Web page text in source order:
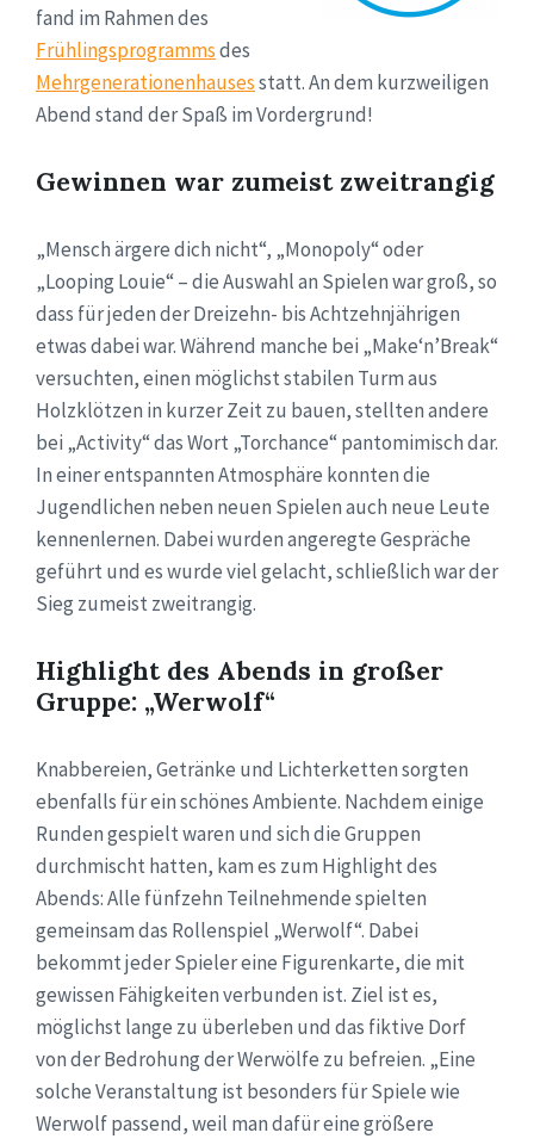
fand im Rahmen des
Frühlingsprogrammsdes
Mehrgenerationenhausesstatt. An dem kurzweiligen
Abend stand der Spaß im Vordergrund!
Gewinnen war zumeist zweitrangig
„Mensch ärgere dich nicht“, „Monopoly“ oder
„Looping Louie“ – die Auswahl an Spielen war groß, so
dass für jeden der Dreizehn- bis Achtzehnjährigen
etwas dabei war. Während manche bei „Make‘n’Break“
versuchten, einen möglichst stabilen Turm aus
Holzklötzen in kurzer Zeit zu bauen, stellten andere
bei „Activity“ das Wort „Torchance“ pantomimisch dar.
In einer entspannten Atmosphäre konnten die
Jugendlichen neben neuen Spielen auch neue Leute
kennenlernen. Dabei wurden angeregte Gespräche
geführt und es wurde viel gelacht, schließlich war der
Sieg zumeist zweitrangig.
Highlight des Abends in großer
Gruppe: „Werwolf“
Knabbereien, Getränke und Lichterketten sorgten
ebenfalls für ein schönes Ambiente. Nachdem einige
Runden gespielt waren und sich die Gruppen
durchmischt hatten, kam es zum Highlight des
Abends: Alle fünfzehn Teilnehmende spielten
gemeinsam das Rollenspiel „Werwolf“. Dabei
bekommt jeder Spieler eine Figurenkarte, die mit
gewissen Fähigkeiten verbunden ist. Ziel ist es,
möglichst lange zu überleben und das fiktive Dorf
von der Bedrohung der Werwölfe zu befreien. „Eine
solche Veranstaltung ist besonders für Spiele wie
Werwolf passend, weil man dafür eine größere